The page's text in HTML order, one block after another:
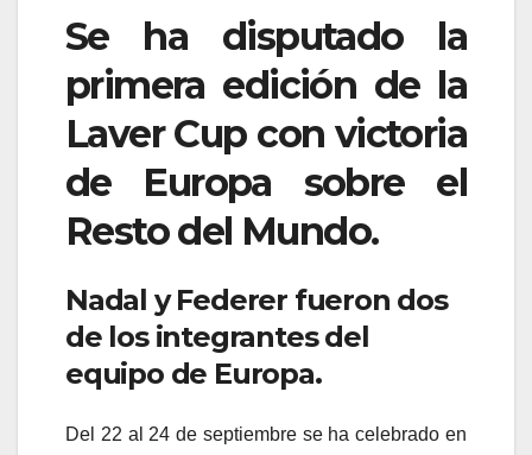
Se ha disputado la
primera edición de la
Laver Cup con victoria
de Europa sobre el
Resto del Mundo.
Nadal y Federer fueron dos
de los integrantes del
equipo de Europa.
Del 22 al 24 de septiembre se ha celebrado en